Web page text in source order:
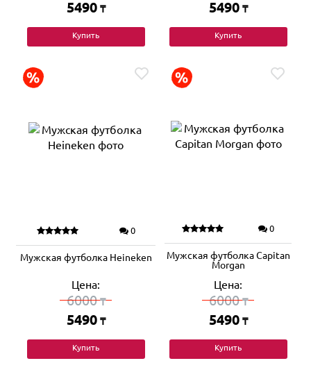
5490 ₸
Купить
5490 ₸
Купить
0
Мужская футболка Heineken
Цена:
6000₸
5490 ₸
Купить
0
Мужская футболка Capitan
Morgan
Цена:
6000₸
5490 ₸
Купить